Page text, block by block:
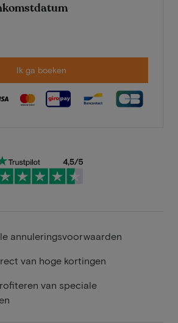
Ik ga boeken
annuleringsvoorwaarden
van hoge kortingen
van speciale